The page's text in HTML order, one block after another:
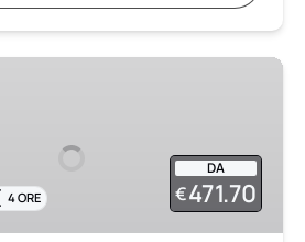
DA
€471.70
4 ORE